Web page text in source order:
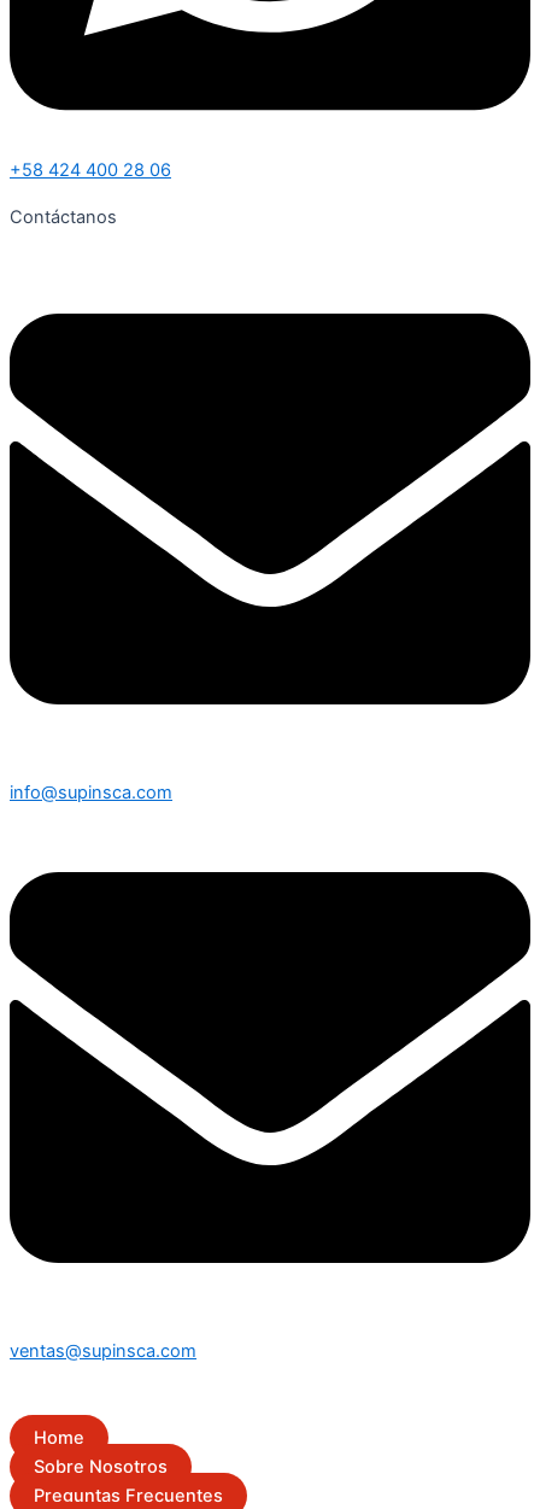
+58 424 400 28 06
Contáctanos
info@supinsca.com
ventas@supinsca.com
Home
Sobre Nosotros
Preguntas Frecuentes